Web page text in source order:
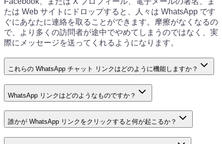
たは Web サイトにドロップすると、人々は WhatsApp です
ぐにあなたに連絡を取ることができます。摩擦がなくなるの
で、より多くの訪問者が途中でやめてしまうのではなく、実
際にメッセージを送ってくれるようになります。
これらの WhatsApp チャット リンクはどのように機能しますか？
WhatsApp リンクはどのようなものですか？
誰かが WhatsApp リンクをクリックすると何が起こるか？